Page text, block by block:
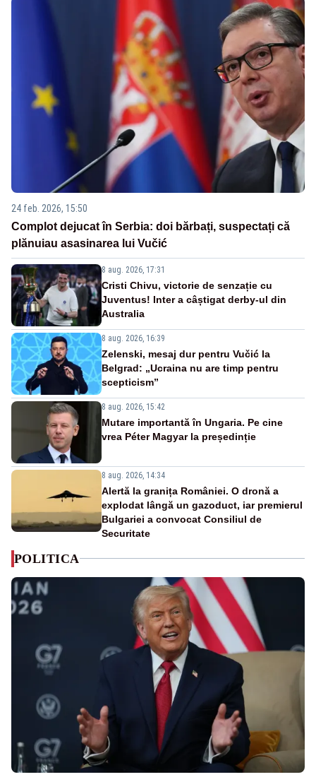
24 feb. 2026, 15:50
Complot dejucat în Serbia: doi bărbați, suspectați că
plănuiau asasinarea lui Vučić
8 aug. 2026, 17:31
Cristi Chivu, victorie de senzație cu
Juventus! Inter a câștigat derby-ul din
Australia
8 aug. 2026, 16:39
Zelenski, mesaj dur pentru Vučić la
Belgrad: „Ucraina nu are timp pentru
scepticism”
8 aug. 2026, 15:42
Mutare importantă în Ungaria. Pe cine
vrea Péter Magyar la președinție
8 aug. 2026, 14:34
Alertă la granița României. O dronă a
explodat lângă un gazoduct, iar premierul
Bulgariei a convocat Consiliul de
Securitate
POLITICA